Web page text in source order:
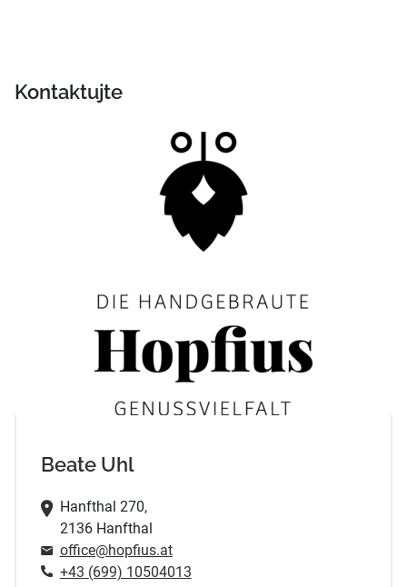
Kontaktujte
Beate Uhl
Hanfthal 270,
2136 Hanfthal
office@hopfius.at
+43 (699) 10504013